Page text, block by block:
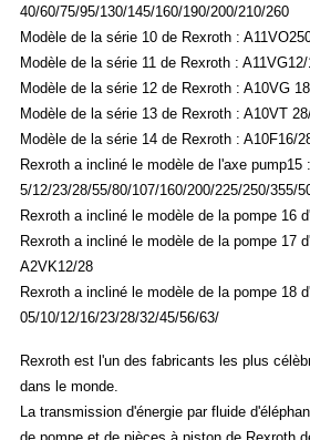
40/60/75/95/130/145/160/190/200/210/260
Modèle de la série 10 de Rexroth :
Modèle de la série 11 de Rexroth :
Modèle de la série 12 de Rexroth : A10VG
Modèle de la série 13 de Rexroth : A10VT
Modèle de la série 14 de Rexroth : A10F16/
Rexroth a incliné le modèle de l'axe pump15
5/12/23/28/55/80/107/160/200/225/250/355/
Rexroth a incliné le modèle de la pompe 16
Rexroth a incliné le modèle de la pompe 17
A2VK12/28
Rexroth a incliné le modèle de la pompe 18
05/10/12/16/23/28/32/45/56/63/
Rexroth est l'un des fabricants les plus
dans le monde.
La transmission d'énergie par fluide